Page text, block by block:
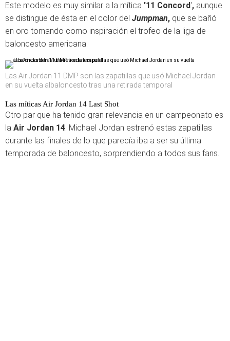
Este modelo es muy similar a la mítica '11 Concord', aunque
se distingue de ésta en el color del Jumpman, que se bañó
en oro tomando como inspiración el trofeo de la liga de
baloncesto americana.
Las Air Jordan 11 DMP son las zapatillas que usó Michael Jordan
en su vuelta albaloncesto tras una retirada temporal
Las míticas Air Jordan 14 Last Shot
Otro par que ha tenido gran relevancia en un campeonato es
la Air Jordan 14. Michael Jordan estrenó estas zapatillas
durante las finales de lo que parecía iba a ser su última
temporada de baloncesto, sorprendiendo a todos sus fans.